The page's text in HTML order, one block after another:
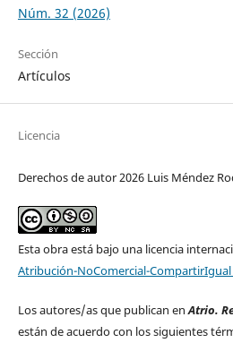
Núm. 32 (2026)
Sección
Artículos
Licencia
Derechos de autor 2026 Luis Méndez
Esta obra está bajo una licencia
Atribución-NoComercial-CompartirIgual
Los autores/as que publican enAtrio.
están de acuerdo con los siguientes